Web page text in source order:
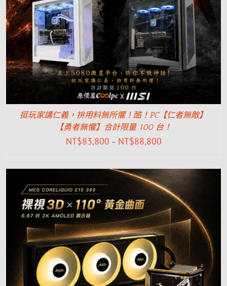
挺玩家講仁義，拚用料無所懼！酷！PC【仁者無敵】
【勇者無懼】合計限量 100 台！
NT$83,800 – NT$88,800